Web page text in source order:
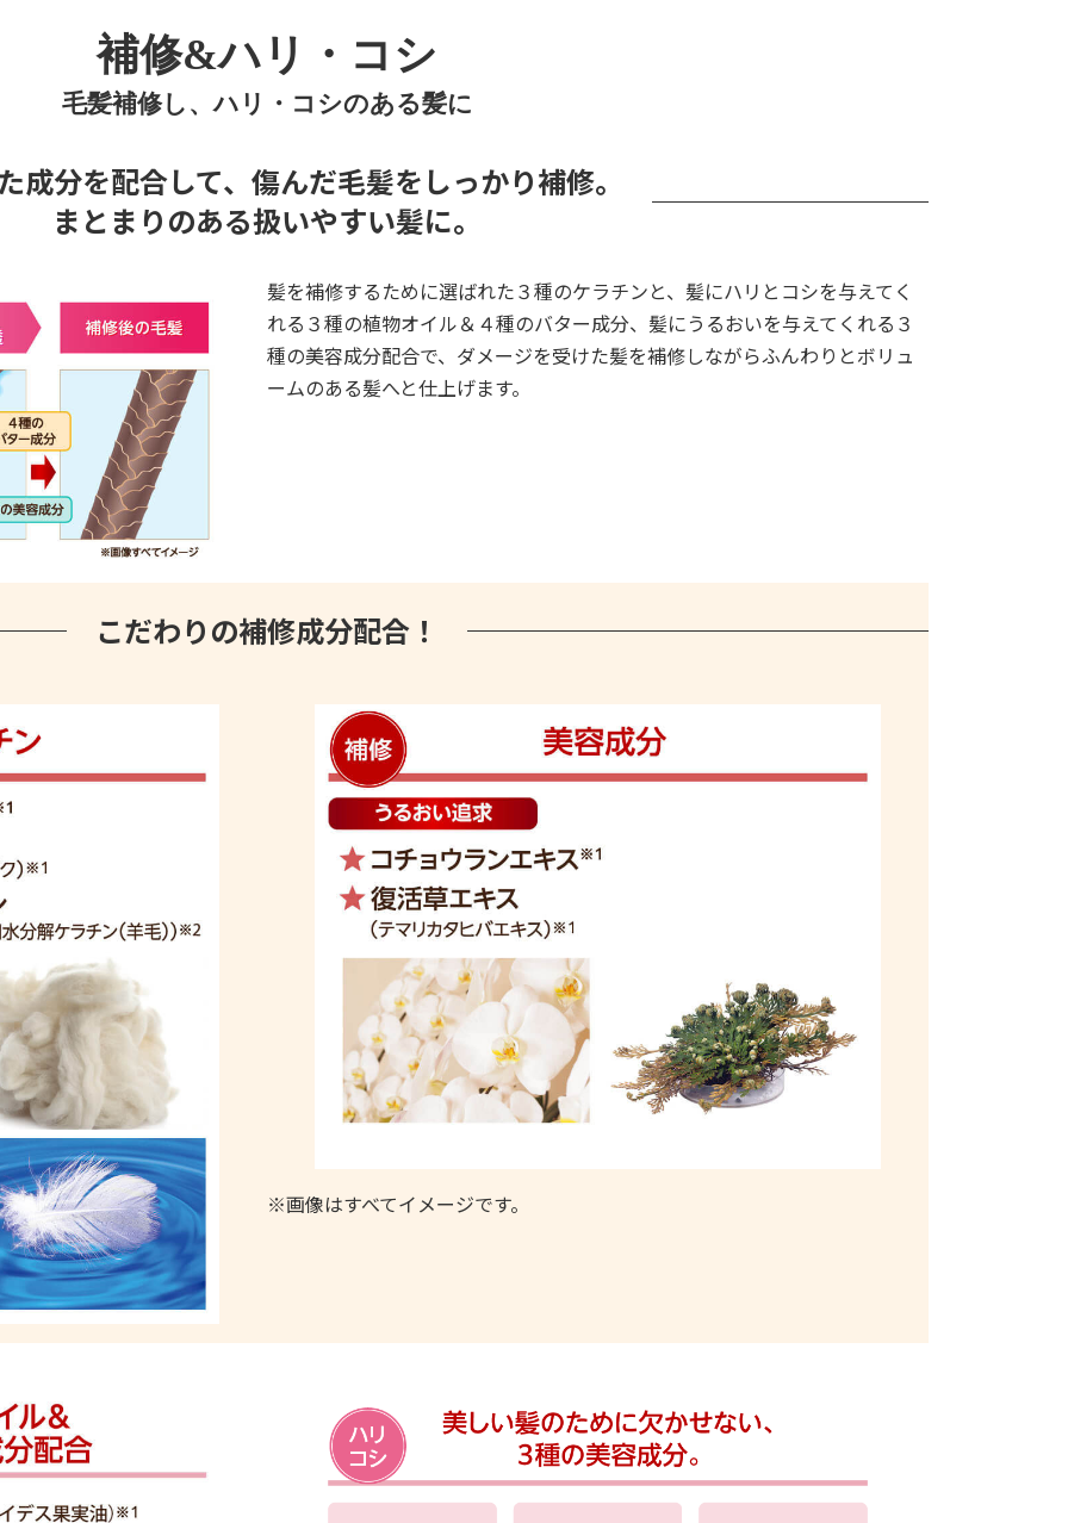
補修&ハリ・コシ
毛髪補修し、ハリ・コシのある髪に
成分を配合して、傷んだ毛髪をしっかり補修。
まとまりのある扱いやすい髪に。
髪を補修するために選ばれた３種のケラチンと、髪にハリとコシを与えてく
れる３種の植物オイル＆４種のバター成分、髪にうるおいを与えてくれる３
種の美容成分配合で、ダメージを受けた髪を補修しながらふんわりとボリュ
ームのある髪へと仕上げます。
こだわりの補修成分配合！
※画像はすべてイメージです。